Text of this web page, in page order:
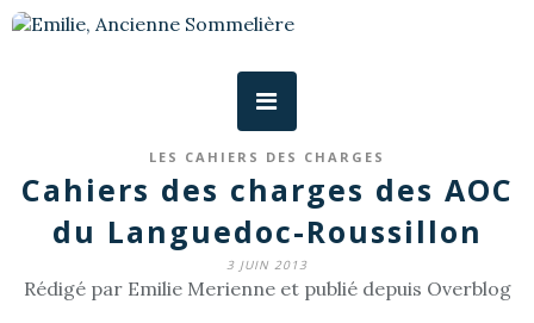
LES CAHIERS DES CHARGES
Cahiers des charges des AOC
du Languedoc-Roussillon
3 JUIN 2013
Rédigé par Emilie Merienne et publié depuis Overblog